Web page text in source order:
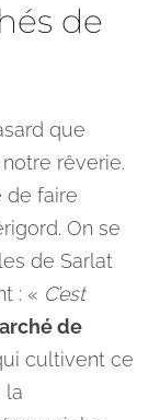
de
que
rêverie.
de faire
On se
de Sarlat
: « C’est
de
cultivent ce
la